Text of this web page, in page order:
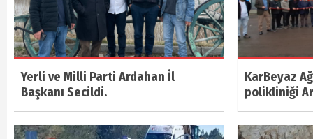
Yerli ve Milli Parti Ardahan İl
Başkanı Secildi.
KarBeyaz
polikliniği